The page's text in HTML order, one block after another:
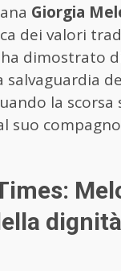
Giorgia
dei valori
dimostrato
salvaguardia
la
suo compagno